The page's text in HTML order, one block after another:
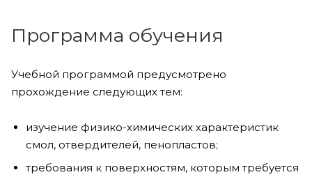
Программа обучения
Учебной программой предусмотрено
прохождение следующих тем:
изучение физико-химических характеристик
смол, отвердителей, пенопластов;
требования к поверхностям, которым требуется